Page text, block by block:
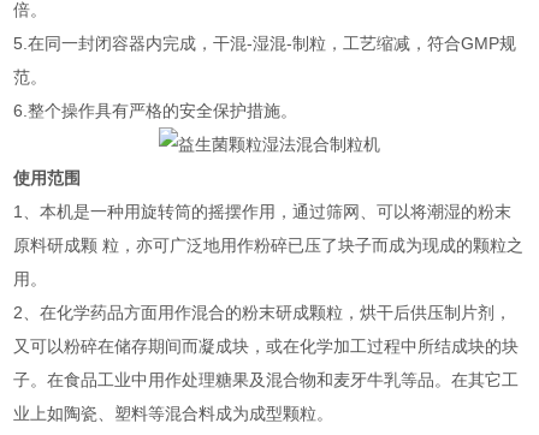
倍。
5.在同一封闭容器内完成，干混-湿混-制粒，工艺缩减，符合GMP规
范。
6.整个操作具有严格的安全保护措施。
使用范围
1、本机是一种用旋转筒的摇摆作用，通过筛网、可以将潮湿的粉末
原料研成颗 粒，亦可广泛地用作粉碎已压了块子而成为现成的颗粒之
用。
2、在化学药品方面用作混合的粉末研成颗粒，烘干后供压制片剂，
又可以粉碎在储存期间而凝成块，或在化学加工过程中所结成块的块
子。在食品工业中用作处理糖果及混合物和麦牙牛乳等品。在其它工
业上如陶瓷、塑料等混合料成为成型颗粒。